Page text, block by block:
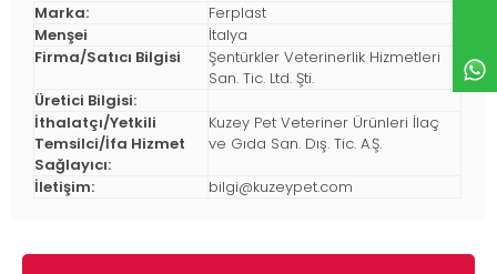
Marka:
Ferplast
Menşei
İtalya
Firma/Satıcı Bilgisi
Şentürkler Veterinerlik Hizmetleri
San. Tic. Ltd. Şti.
Üretici Bilgisi:
İthalatçı/Yetkili
Temsilci/İfa Hizmet
Sağlayıcı:
Kuzey Pet Veteriner Ürünleri İlaç
ve Gıda San. Dış. Tic. A.Ş.
İletişim: bilgi@kuzeypet.com